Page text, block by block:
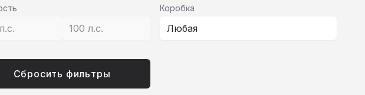
100 л.с. 100 л.с.
Коробка
Любая
Сбросить фильтры